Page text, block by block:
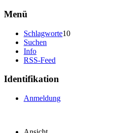
Menü
Schlagworte10
Suchen
Info
RSS-Feed
Identifikation
Anmeldung